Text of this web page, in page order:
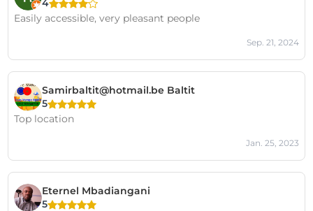
Easily accessible, very pleasant people
Sep. 21, 2024
Samirbaltit@hotmail.be Baltit
5
Top location
Jan. 25, 2023
Eternel Mbadiangani
5